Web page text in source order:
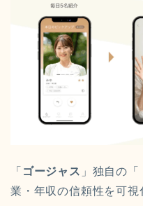
「 ゴージャス 」独自の
業・年収の信頼性を可視